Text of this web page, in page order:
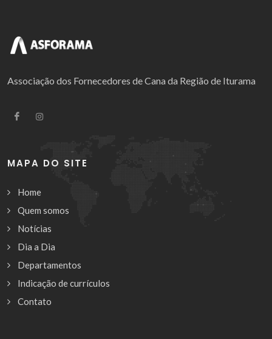
Associação dos Fornecedores de Cana da Região de Iturama
MAPA DO SITE
Home
Quem somos
Notícias
Dia a Dia
Departamentos
Indicação de currículos
Contato